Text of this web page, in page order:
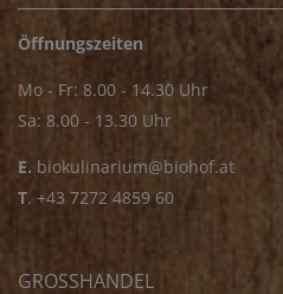
Öffnungszeiten
Mo - Fr: 8.00 - 14.30 Uhr
Sa: 8.00 - 13.30 Uhr
E. biokulinarium@biohof.at
T. +43 7272 4859 60
GROSSHANDEL